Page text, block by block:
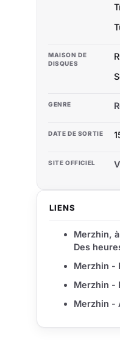
MAISON DE
DISQUES
GENRE
DATE DE SORTIE
SITE OFFICIEL
LIENS
Merzhin,
Des
Merzhin -
Merzhin -
Merzhin -